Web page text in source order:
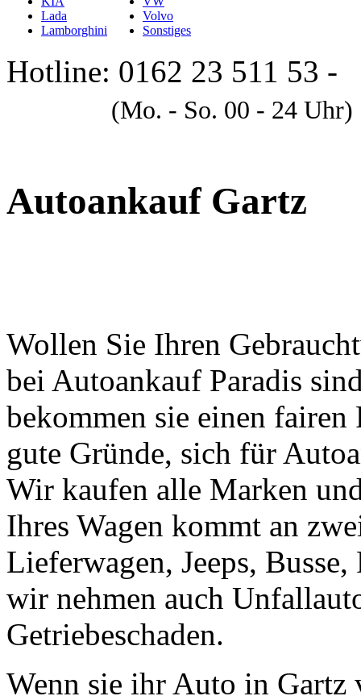
Lada
Lamborghini
Volvo
Sonstiges
Hotline: 0162 23 511 53 -
(Mo. - So. 00 - 24 Uhr)
Autoankauf Gartz
Wollen Sie Ihren
bei Autoankauf Paradis
bekommen sie einen
gute Gründe, sich für
Wir kaufen alle Marken
Ihres Wagen kommt an
Lieferwagen, Jeeps,
wir nehmen auch
Getriebeschaden.
Wenn sie ihr Auto in Gartz